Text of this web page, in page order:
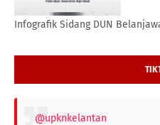
Infografik Sidang DUN
@upknkelantan